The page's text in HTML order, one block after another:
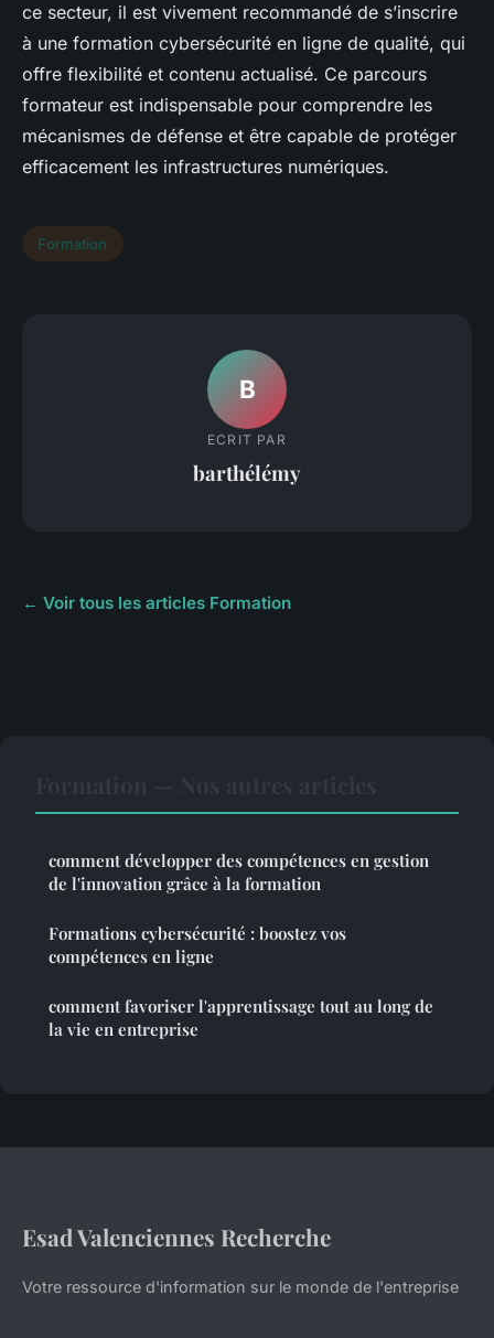
ce secteur, il est vivement recommandé de s’inscrire
à une formation cybersécurité en ligne de qualité, qui
offre flexibilité et contenu actualisé. Ce parcours
formateur est indispensable pour comprendre les
mécanismes de défense et être capable de protéger
efficacement les infrastructures numériques.
Formation
B
ECRIT PAR
barthélémy
← Voir tous les articles Formation
comment développer des compétences en gestion
de l'innovation grâce à la formation
Formations cybersécurité : boostez vos
compétences en ligne
comment favoriser l'apprentissage tout au long de
la vie en entreprise
Esad Valenciennes Recherche
Votre ressource d'information sur le monde de l'entreprise